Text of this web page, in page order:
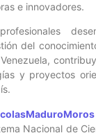
e innovadores.
del
y proyectos
Nacional de